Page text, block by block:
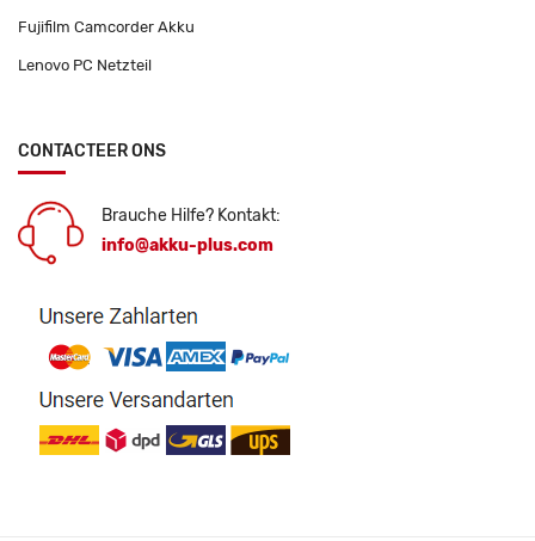
Fujifilm Camcorder Akku
Lenovo PC Netzteil
CONTACTEER ONS
Brauche Hilfe? Kontakt:
info@akku-plus.com